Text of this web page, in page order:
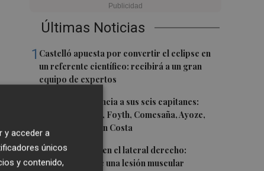
Últimas Noticias
1 Castelló apuesta por convertir el eclipse en
un referente científico: recibirá a un gran
equipo de expertos
El Villarreal anuncia a sus seis capitanes:
Gerard Moreno, Foyth, Comesaña, Ayoze,
Cardona y Logan Costa
3 Más problemas en el lateral derecho:
Monferrer sufre una lesión muscular
y acceder a
únicos
y contenido,